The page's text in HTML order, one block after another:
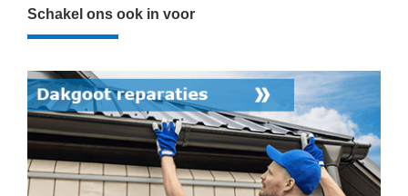
Schakel ons ook in voor